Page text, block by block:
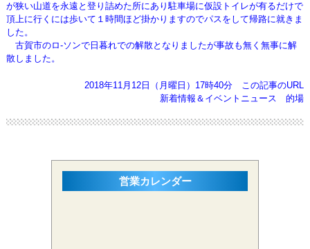
が狭い山道を永遠と登り詰めた所にあり駐車場に仮設トイレが有るだけで
頂上に行くには歩いて１時間ほど掛かりますのでパスをして帰路に就きま
した。
古賀市のロ-ソンで日暮れでの解散となりましたが事故も無く無事に解
散しました。
2018年11月12日（月曜日）17時40分
この記事のURL
新着情報＆イベントニュース
的場
営業カレンダー